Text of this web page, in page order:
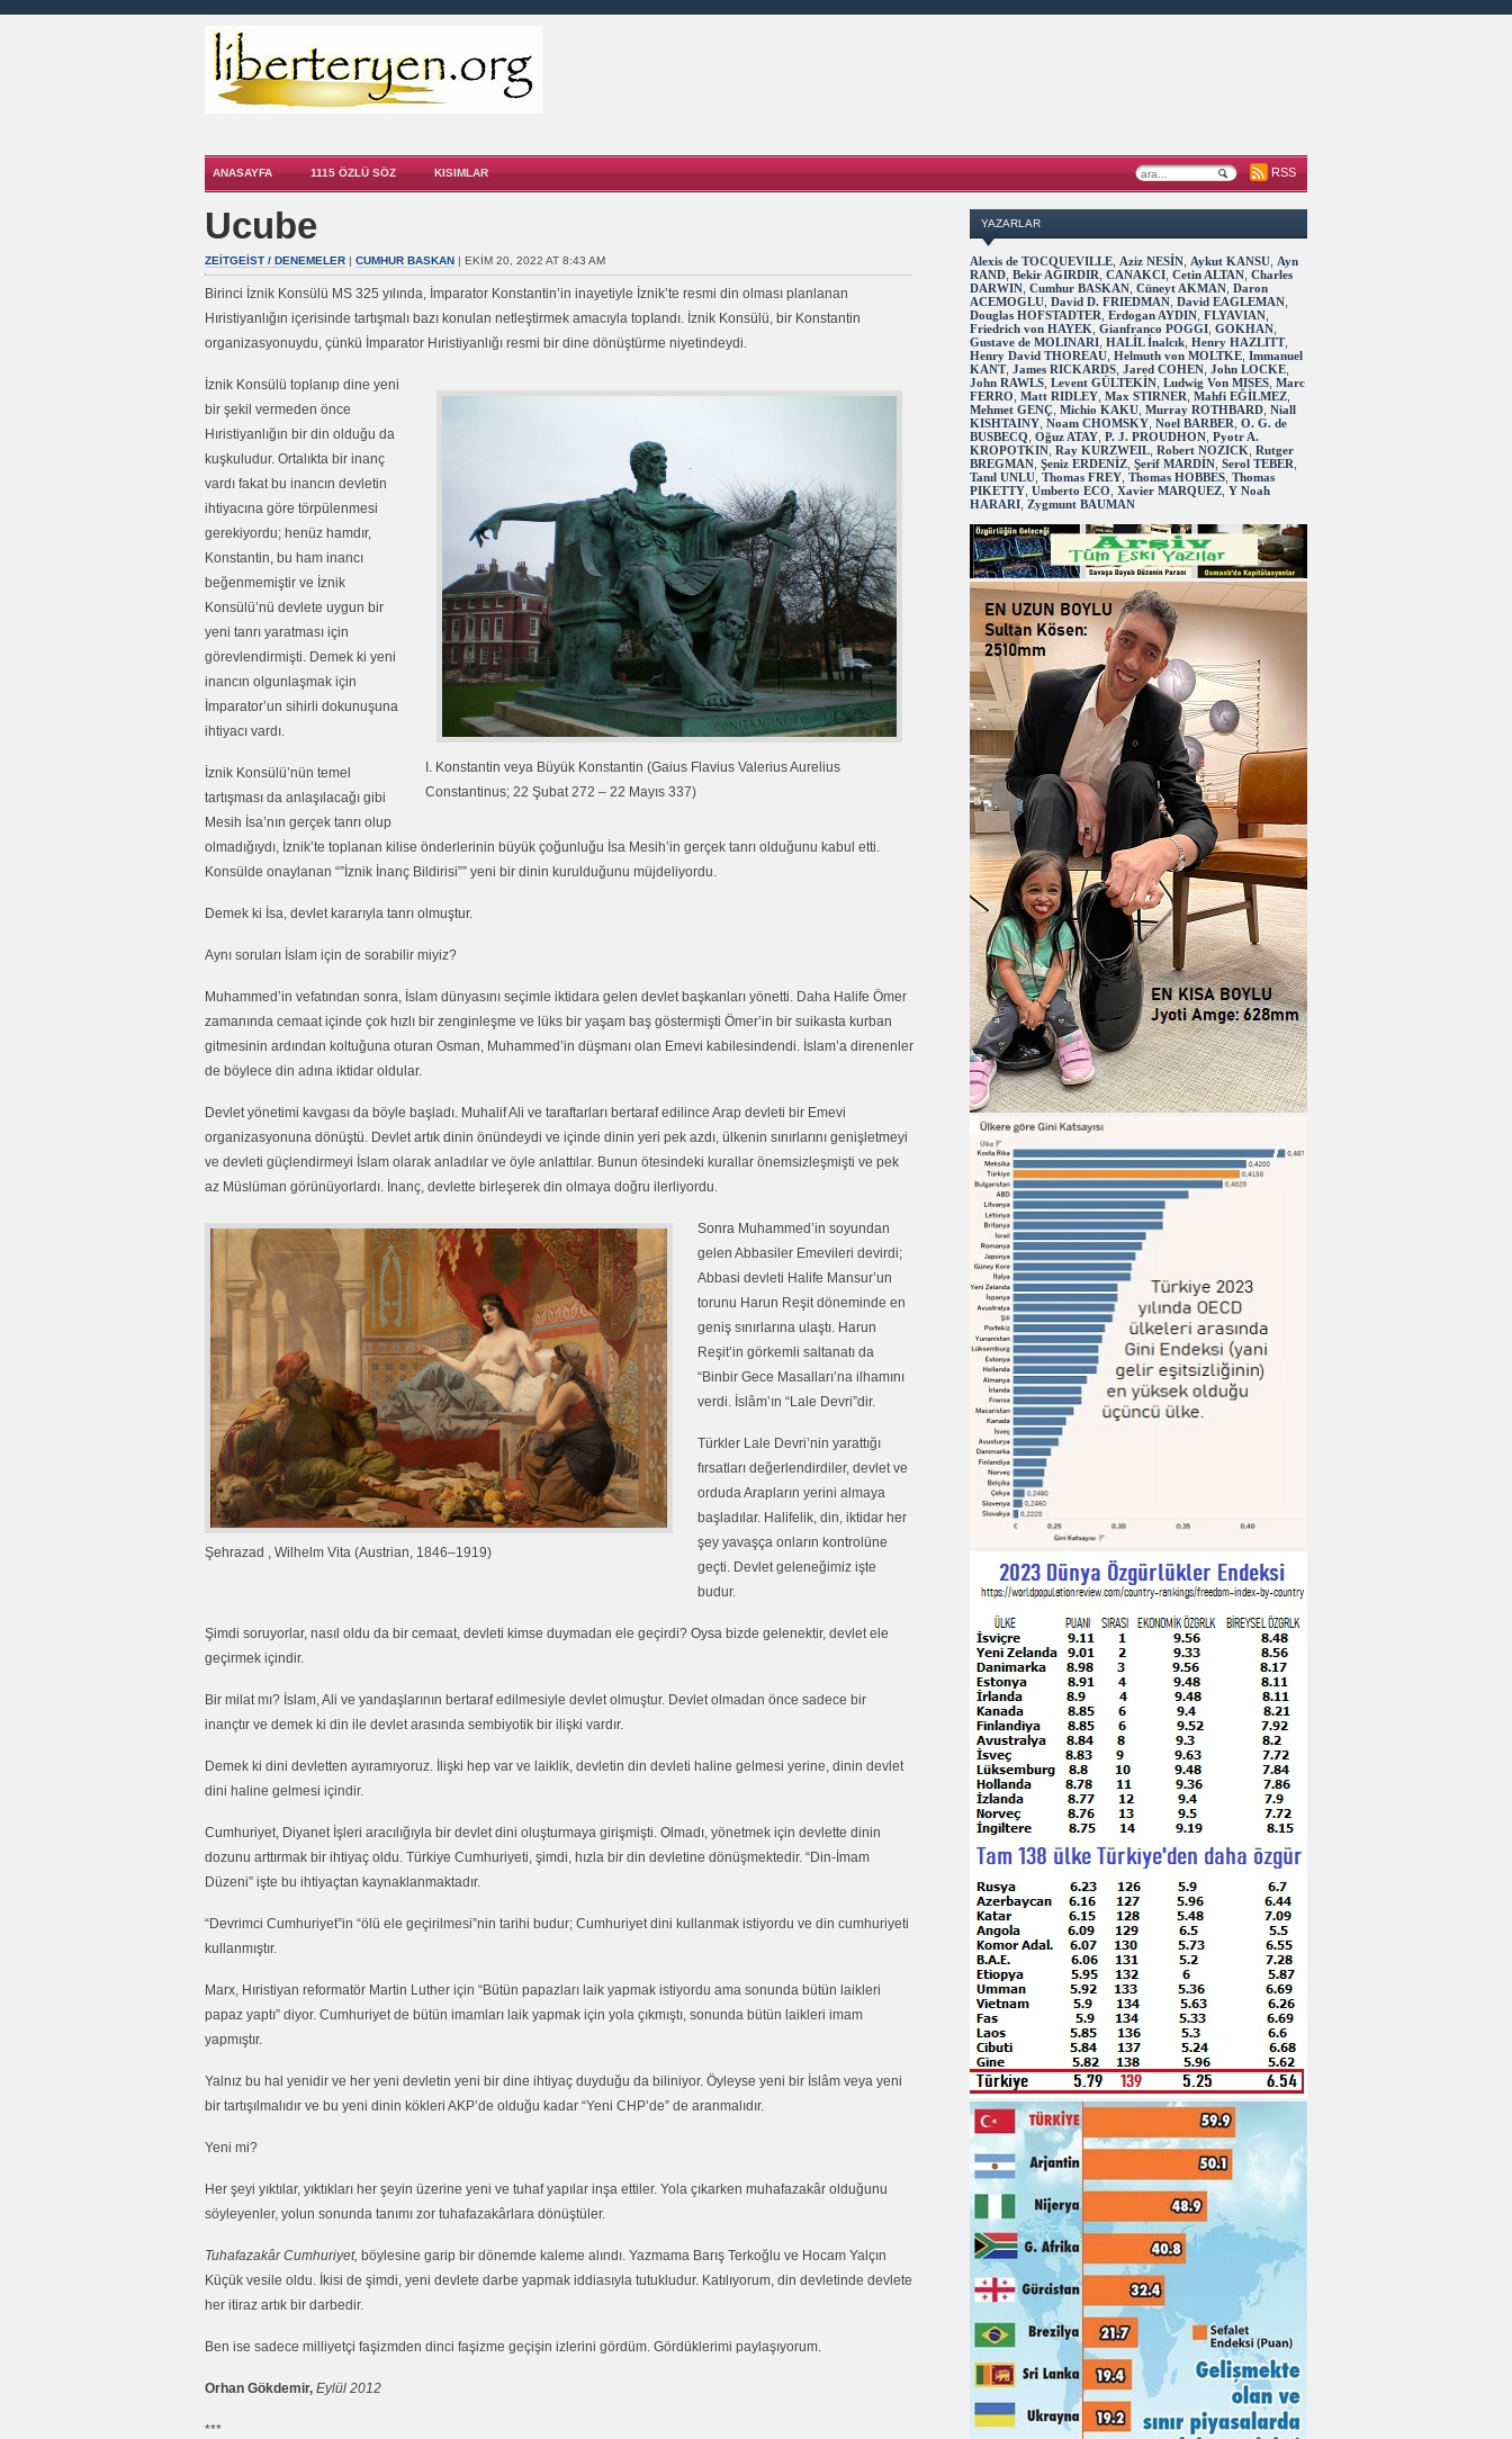
ANASAYFA 1115 ÖZLÜ SÖZ KISIMLAR RSS
Ucube
ZEITGEIST / DENEMELER | CUMHUR BASKAN | EKIM 20, 2022 AT 8:43 AM
Birinci İznik Konsülü MS 325 yılında, İmparator Konstantin’in inayetiyle İznik’te resmi din olması planlanan
Hıristiyanlığın içerisinde tartışmalı bazı konulan netleştirmek amacıyla topIandı. İznik Konsülü, bir Konstantin
organizasyonuydu, çünkü İmparator Hıristiyanlığı resmi bir dine dönüştürme niyetindeydi.
I. Konstantin veya Büyük Konstantin (Gaius Flavius Valerius Aurelius
Constantinus; 22 Şubat 272 – 22 Mayıs 337)
İznik Konsülü toplanıp dine yeni
bir şekil vermeden önce
Hıristiyanlığın bir din olduğu da
kuşkuludur. Ortalıkta bir inanç
vardı fakat bu inancın devletin
ihtiyacına göre törpülenmesi
gerekiyordu; henüz hamdır,
Konstantin, bu ham inancı
beğenmemiştir ve İznik
Konsülü’nü devlete uygun bir
yeni tanrı yaratması için
görevlendirmişti. Demek ki yeni
inancın olgunlaşmak için
İmparator’un sihirli dokunuşuna
ihtiyacı vardı.
İznik Konsülü’nün temel
tartışması da anlaşılacağı gibi
Mesih İsa’nın gerçek tanrı olup
olmadığıydı, İznik’te toplanan kilise önderlerinin büyük çoğunluğu İsa Mesih’in gerçek tanrı olduğunu kabul etti.
Konsülde onaylanan “”İznik İnanç Bildirisi”” yeni bir dinin kurulduğunu müjdeliyordu.
Demek ki İsa, devlet kararıyla tanrı olmuştur.
Aynı soruları İslam için de sorabilir miyiz?
Muhammed’in vefatından sonra, İslam dünyasını seçimle iktidara gelen devlet başkanları yönetti. Daha Halife Ömer
zamanında cemaat içinde çok hızlı bir zenginleşme ve lüks bir yaşam baş göstermişti Ömer’in bir suikasta kurban
gitmesinin ardından koltuğuna oturan Osman, Muhammed’in düşmanı olan Emevi kabilesindendi. İslam’a direnenler
de böylece din adına iktidar oldular.
Devlet yönetimi kavgası da böyle başladı. Muhalif Ali ve taraftarları bertaraf edilince Arap devleti bir Emevi
organizasyonuna dönüştü. Devlet artık dinin önündeydi ve içinde dinin yeri pek azdı, ülkenin sınırlarını genişletmeyi
ve devleti güçlendirmeyi İslam olarak anladılar ve öyle anlattılar. Bunun ötesindeki kurallar önemsizleşmişti ve pek
az Müslüman görünüyorlardı. İnanç, devlette birleşerek din olmaya doğru ilerliyordu.
Şehrazad , Wilhelm Vita (Austrian, 1846–1919)
Sonra Muhammed’in soyundan
gelen Abbasiler Emevileri devirdi;
Abbasi devleti Halife Mansur’un
torunu Harun Reşit döneminde en
geniş sınırlarına ulaştı. Harun
Reşit’in görkemli saltanatı da
“Binbir Gece Masalları’na ilhamını
verdi. İslâm’ın “Lale Devri”dir.
Türkler Lale Devri’nin yarattığı
fırsatları değerlendirdiler, devlet ve
orduda Arapların yerini almaya
başladılar. Halifelik, din, iktidar her
şey yavaşça onların kontrolüne
geçti. Devlet geleneğimiz işte
budur.
Şimdi soruyorlar, nasıl oldu da bir cemaat, devleti kimse duymadan ele geçirdi? Oysa bizde gelenektir, devlet ele
geçirmek içindir.
Bir milat mı? İslam, Ali ve yandaşlarının bertaraf edilmesiyle devlet olmuştur. Devlet olmadan önce sadece bir
inançtır ve demek ki din ile devlet arasında sembiyotik bir ilişki vardır.
Demek ki dini devletten ayıramıyoruz. İlişki hep var ve laiklik, devletin din devleti haline gelmesi yerine, dinin devlet
dini haline gelmesi içindir.
Cumhuriyet, Diyanet İşleri aracılığıyla bir devlet dini oluşturmaya girişmişti. Olmadı, yönetmek için devlette dinin
dozunu arttırmak bir ihtiyaç oldu. Türkiye Cumhuriyeti, şimdi, hızla bir din devletine dönüşmektedir. “Din-İmam
Düzeni” işte bu ihtiyaçtan kaynaklanmaktadır.
“Devrimci Cumhuriyet”in “ölü ele geçirilmesi”nin tarihi budur; Cumhuriyet dini kullanmak istiyordu ve din cumhuriyeti
kullanmıştır.
Marx, Hıristiyan reformatör Martin Luther için “Bütün papazları laik yapmak istiyordu ama sonunda bütün laikleri
papaz yaptı” diyor. Cumhuriyet de bütün imamları laik yapmak için yola çıkmıştı, sonunda bütün laikleri imam
yapmıştır.
Yalnız bu hal yenidir ve her yeni devletin yeni bir dine ihtiyaç duyduğu da biliniyor. Öyleyse yeni bir İslâm veya yeni
bir tartışılmalıdır ve bu yeni dinin kökleri AKP’de olduğu kadar “Yeni CHP’de” de aranmalıdır.
Yeni mi?
Her şeyi yıktılar, yıktıkları her şeyin üzerine yeni ve tuhaf yapılar inşa ettiler. Yola çıkarken muhafazakâr olduğunu
söyleyenler, yolun sonunda tanımı zor tuhafazakârlara dönüştüler.
Tuhafazakâr Cumhuriyet, böylesine garip bir dönemde kaleme alındı. Yazmama Barış Terkoğlu ve Hocam Yalçın
Küçük vesile oldu. İkisi de şimdi, yeni devlete darbe yapmak iddiasıyla tutukludur. Katılıyorum, din devletinde devlete
her itiraz artık bir darbedir.
Ben ise sadece milliyetçi faşizmden dinci faşizme geçişin izlerini gördüm. Gördüklerimi paylaşıyorum.
Orhan Gökdemir, Eylül 2012
***
YAZARLAR
Alexis de TOCQUEVILLE Aziz NESİN Aykut KANSU Ayn
RAND Bekir AĞIRDIR CANAKCI Cetin ALTAN Charles
DARWIN Cumhur BASKAN Cüneyt AKMAN Daron
ACEMOGLU David D. FRIEDMAN David EAGLEMAN
Douglas HOFSTADTER Erdogan AYDIN FLYAVIAN
Friedrich von HAYEK Gianfranco POGGI GOKHAN
Gustave de MOLINARI HALİL İnalcık Henry HAZLITT,
Henry David THOREAU Helmuth von MOLTKE Immanuel
KANT, James RICKARDS Jared COHEN John LOCKE
John RAWLS Levent GÜLTEKİN Ludwig Von MISES Marc
FERRO Matt RIDLEY Max STIRNER Mahfi EĞİLMEZ
Mehmet GENÇ Michio KAKU Murray ROTHBARD Niall
KISHTAINY Noam CHOMSKY Noel BARBER O. G. de
BUSBECQ Oğuz ATAY P. J. PROUDHON Pyotr A.
KROPOTKIN Ray KURZWEIL Robert NOZICK Rutger
BREGMAN Şeniz ERDENİZ Şerif MARDİN Serol TEBER
Tanıl UNLU Thomas FREY Thomas HOBBES Thomas
PIKETTY Umberto ECO Xavier MARQUEZ Y Noah
HARARI Zygmunt BAUMAN